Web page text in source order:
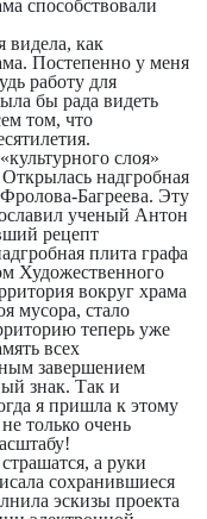
способствовали
видела, как
Постепенно у меня
работу для
бы рада видеть
том, что
слоя»
надгробная
Багреева. Эту
ученый Антон
рецепт
плита графа
Художественного
вокруг храма
мусора, стало
теперь уже
всех
завершением
знак. Так и
я пришла к этому
только очень
а руки
сохранившиеся
эскизы проекта